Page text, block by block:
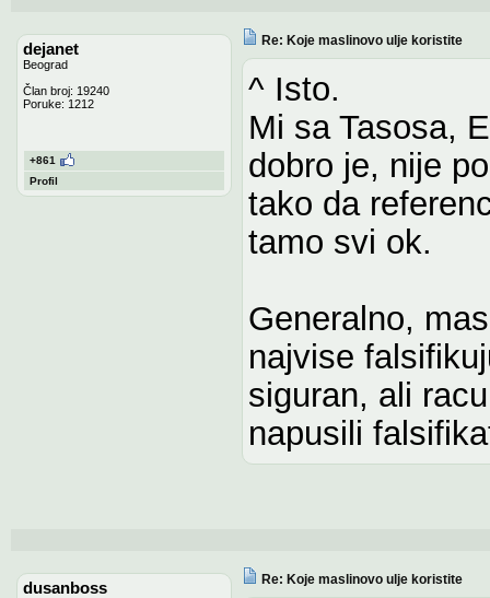
dejanet
Beograd
Član broj: 19240
Poruke: 1212
+861
Profil
Re: Koje maslinovo ulje koristite
^ Isto.
Mi sa Tasosa,
dobro je, nije
tako da
tamo svi ok.
Generalno,
najvise
siguran, ali
napusili
dusanboss
Re: Koje maslinovo ulje koristite